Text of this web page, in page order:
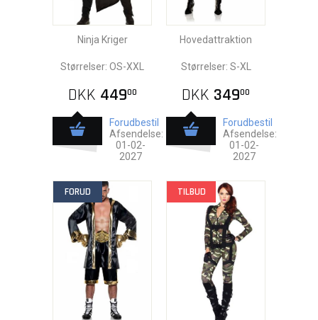
Ninja Kriger
Størrelser: OS-XXL
DKK 44900
Forudbestil
Afsendelse:
01-02-
2027
Hovedattraktion
Størrelser: S-XL
DKK 34900
Forudbestil
Afsendelse:
01-02-
2027
FORUD TILBUD